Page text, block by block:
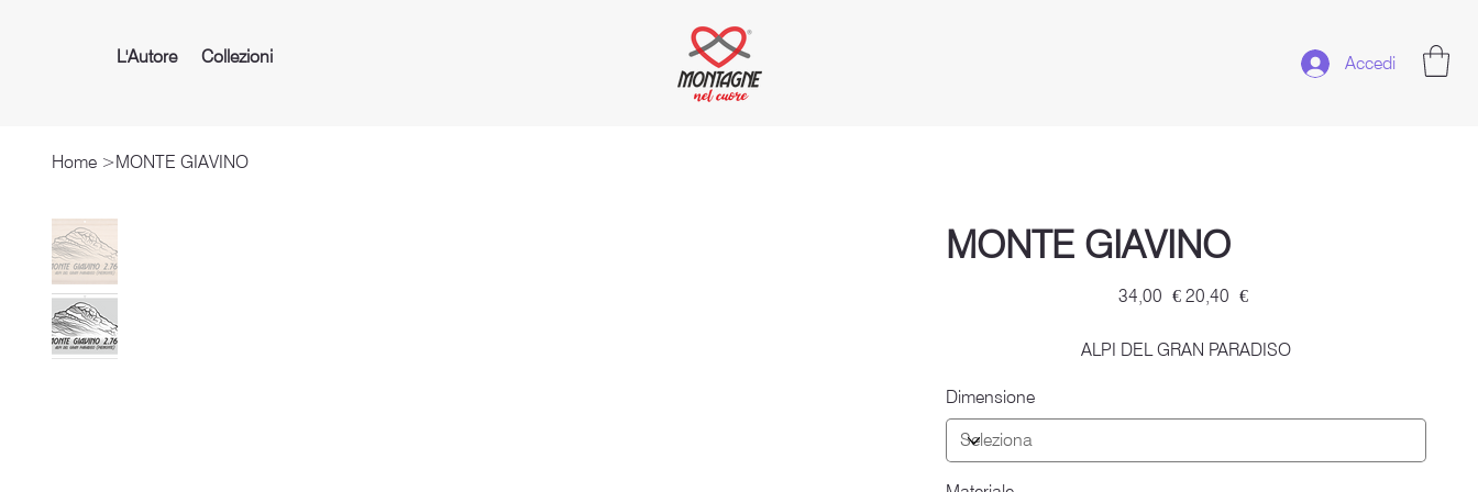
L'Autore Collezioni Accedi
Home >MONTE GIAVINO
MONTE GIAVINO
Prezzo
originale
34,00 € Prezzo
scontato
20,40 €
ALPI DEL GRAN PARADISO
Dimensione